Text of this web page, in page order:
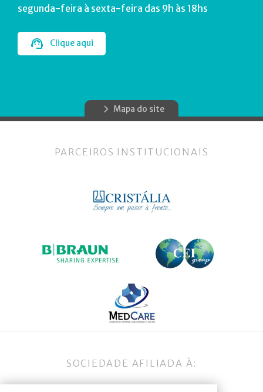
segunda-feira à sexta-feira das 9h às 18hs
Clique aqui
Mapa do site
PARCEIROS INSTITUCIONAIS
SOCIEDADE AFILIADA À: